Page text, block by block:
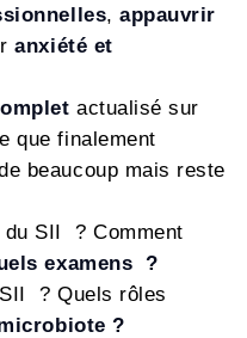
,appauvrir
anxiété et
actualisé sur
que finalement
beaucoup mais reste
du SII ? Comment
examens ?
? Quels rôles
?